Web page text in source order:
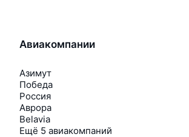
Авиакомпании
Азимут
Победа
Россия
Аврора
Belavia
Ещё 5 авиакомпаний